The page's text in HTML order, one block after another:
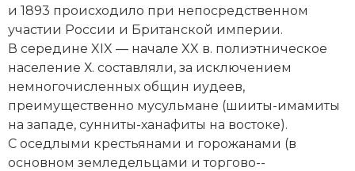
и 1893 происходило при непосредственном
участии России и Британской империи.
В середине XIX — начале XX в. полиэтническое
население Х. составляли, за исключением
немногочисленных общин иудеев,
преимущественно мусульмане (шииты-­имамиты
на западе, сунниты-­ханафиты на востоке).
С оседлыми крестьянами и горожанами (в
основном земледельцами и торгово-­